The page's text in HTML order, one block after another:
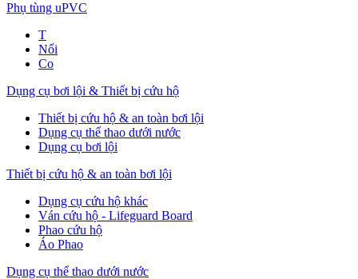
Phụ tùng uPVC
T
Nối
Co
Dụng cụ bơi lội & Thiết bị cứu hộ
Thiết bị cứu hộ & an toàn bơi lội
Dụng cụ thể thao dưới nước
Dụng cụ bơi lội
Thiết bị cứu hộ & an toàn bơi lội
Dụng cụ cứu hộ khác
Ván cứu hộ - Lifeguard Board
Phao cứu hộ
Áo Phao
Dụng cụ thể thao dưới nước